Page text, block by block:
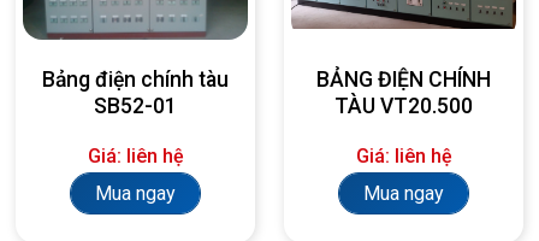
Bảng điện chính tàu
SB52-01
Giá: liên hệ
Mua ngay
BẢNG ĐIỆN CHÍNH
TÀU VT20.500
Giá: liên hệ
Mua ngay